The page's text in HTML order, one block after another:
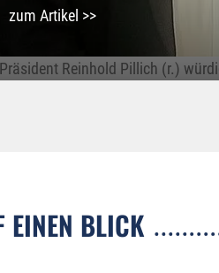
Reinhold Pillich (r.)
zum Artikel >>
EINEN BLICK